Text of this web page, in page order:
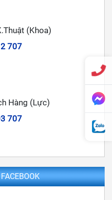
(Khoa)
707
Hàng (Lực)
707